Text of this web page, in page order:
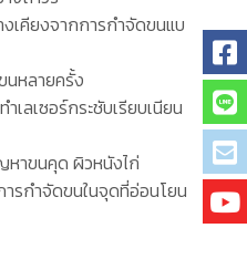
เคียงจากการกำจัดขนแบ
นหลายครั้ง
เลเซอร์กระชับเรียบเนียน
าขนคุด ผิวหนังไก่
รกำจัดขนในจุดที่อ่อนโยน